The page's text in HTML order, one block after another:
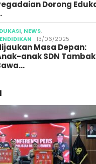
Dorong
, NEWS,
13/06/2025
Masa Depan:
anak SDN